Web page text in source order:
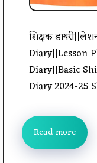
शिक्षक
Diary||Lesson
Diary||Basic
Diary 2024-25
Read more